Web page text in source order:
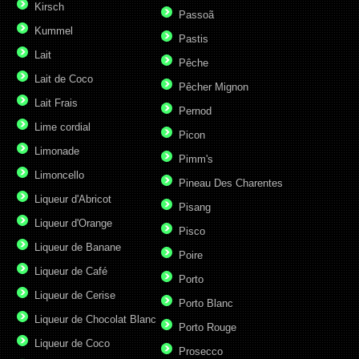
Kirsch
Kummel
Lait
Lait de Coco
Lait Frais
Lime cordial
Limonade
Limoncello
Liqueur d'Abricot
Liqueur d'Orange
Liqueur de Banane
Liqueur de Café
Liqueur de Cerise
Liqueur de Chocolat Blanc
Liqueur de Coco
Passoã
Pastis
Pêche
Pêcher Mignon
Pernod
Picon
Pimm's
Pineau Des Charentes
Pisang
Pisco
Poire
Porto
Porto Blanc
Porto Rouge
Prosecco